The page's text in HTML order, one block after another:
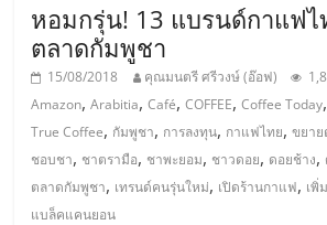
ไชส์,
รวม
แฟ
รน
ไชส์
หอมกรุ่น! 13 แบรนด์กาแฟ
ตลาดกัมพูชา
15/08/2018 คุณมนตรี ศรีวงษ์ (อ๊อฟ)
Amazon,Arabitia,Café,COFFEE,Coffee Today,
True Coffee, กัมพูชา, การลงทุน, กาแฟไทย,ขยา
ชอบชา, ชาตรามือ, ชาพะยอม, ชาวดอย, ดอยช้าง,
ตลาดกัมพูชา, เทรนด์คนรุ่นใหม่, เปิดร้านกาแฟ, เพิ่
แบล็คแคนยอน